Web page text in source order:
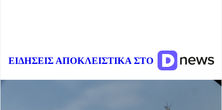
ΕΙΔΗΣΕΙΣ ΑΠΟΚΛΕΙΣΤΙΚΑ ΣΤΟ